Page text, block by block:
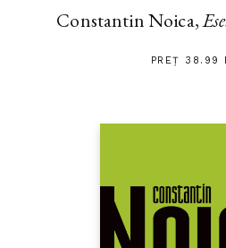
Constantin Noica,
PREȚ 38.99